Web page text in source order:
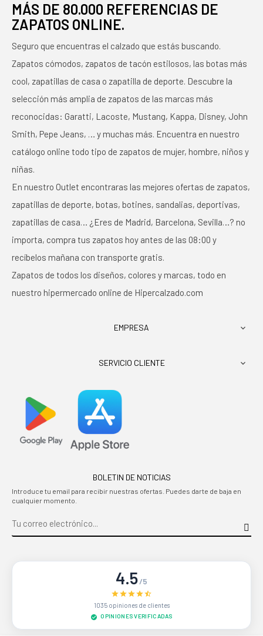
MÁS DE 80.000 REFERENCIAS DE
ZAPATOS ONLINE.
Seguro que encuentras el calzado que estás buscando.
Zapatos cómodos, zapatos de tacón estilosos, las botas más
cool, zapatillas de casa o zapatilla de deporte. Descubre la
selección más amplia de zapatos de las marcas más
reconocidas: Garatti, Lacoste, Mustang, Kappa, Disney, John
Smith, Pepe Jeans, … y muchas más. Encuentra en nuestro
catálogo online todo tipo de zapatos de mujer, hombre, niños y
niñas.
En nuestro Outlet encontraras las mejores ofertas de zapatos,
zapatillas de deporte, botas, botines, sandalias, deportivas,
zapatillas de casa… ¿Eres de Madrid, Barcelona, Sevilla…? no
importa, compra tus zapatos hoy antes de las 08:00 y
recíbelos mañana con transporte gratis.
Zapatos de todos los diseños, colores y marcas, todo en
nuestro hipermercado online de Hipercalzado.com
EMPRESA 
SERVICIO CLIENTE 
BOLETIN DE NOTICIAS
Introduce tu email para recibir nuestras ofertas. Puedes darte de baja en
cualquier momento.
4.5/5
1035 opiniones de clientes
OPINIONES VERIFICADAS